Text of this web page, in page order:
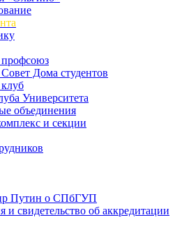
профсоюз
Дома студентов
Университета
объединения
и секции
Путин о СПбГУП
и свидетельство об аккредитации